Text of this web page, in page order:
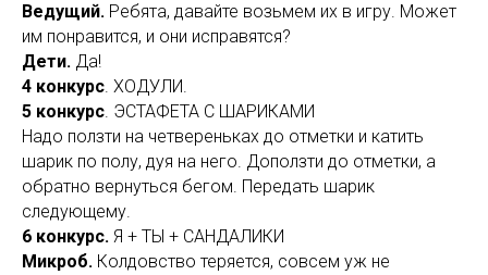
Ведущий. Ребята, давайте возьмем их в игру. Может
им понравится, и они исправятся?
Дети. Да!
4 конкурс. ХОДУЛИ.
5 конкурс. ЭСТАФЕТА С ШАРИКАМИ
Надо ползти на четвереньках до отметки и катить
шарик по полу, дуя на него. Доползти до отметки, а
обратно вернуться бегом. Передать шарик
следующему.
6 конкурс. Я + ТЫ + САНДАЛИКИ
Микроб. Колдовство теряется, совсем уж не